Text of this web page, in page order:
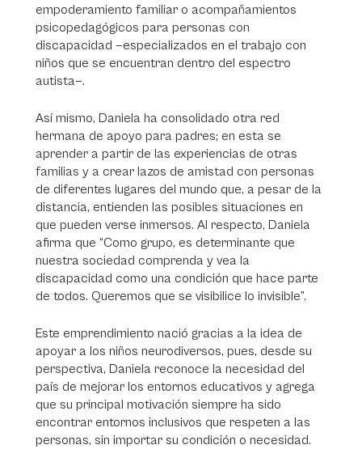
empoderamiento familiar o acompañamientos
psicopedagógicos para personas con
discapacidad —especializados en el trabajo con
niños que se encuentran dentro del espectro
autista—.
Así mismo, Daniela ha consolidado otra red
hermana de apoyo para padres; en esta se
aprender a partir de las experiencias de otras
familias y a crear lazos de amistad con personas
de diferentes lugares del mundo que, a pesar de la
distancia, entienden las posibles situaciones en
que pueden verse inmersos. Al respecto, Daniela
afirma que “Como grupo, es determinante que
nuestra sociedad comprenda y vea la
discapacidad como una condición que hace parte
de todos. Queremos que se visibilice lo invisible”.
Este emprendimiento nació gracias a la idea de
apoyar a los niños neurodiversos, pues, desde su
perspectiva, Daniela reconoce la necesidad del
país de mejorar los entornos educativos y agrega
que su principal motivación siempre ha sido
encontrar entornos inclusivos que respeten a las
personas, sin importar su condición o necesidad.